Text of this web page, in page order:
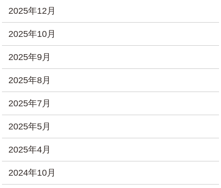
2025年12月
2025年10月
2025年9月
2025年8月
2025年7月
2025年5月
2025年4月
2024年10月